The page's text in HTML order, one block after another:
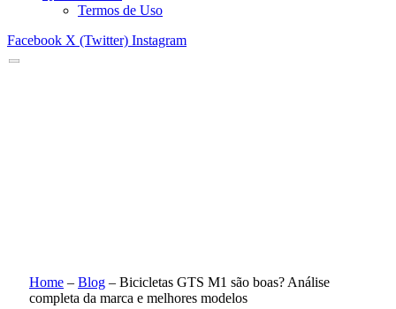
Termos de Uso
Facebook X (Twitter) Instagram
Home – Blog – Bicicletas GTS M1 são boas? Análise
completa da marca e melhores modelos